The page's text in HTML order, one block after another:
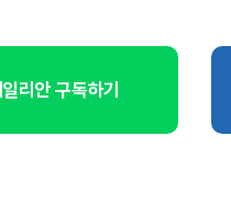
리안 구독하기